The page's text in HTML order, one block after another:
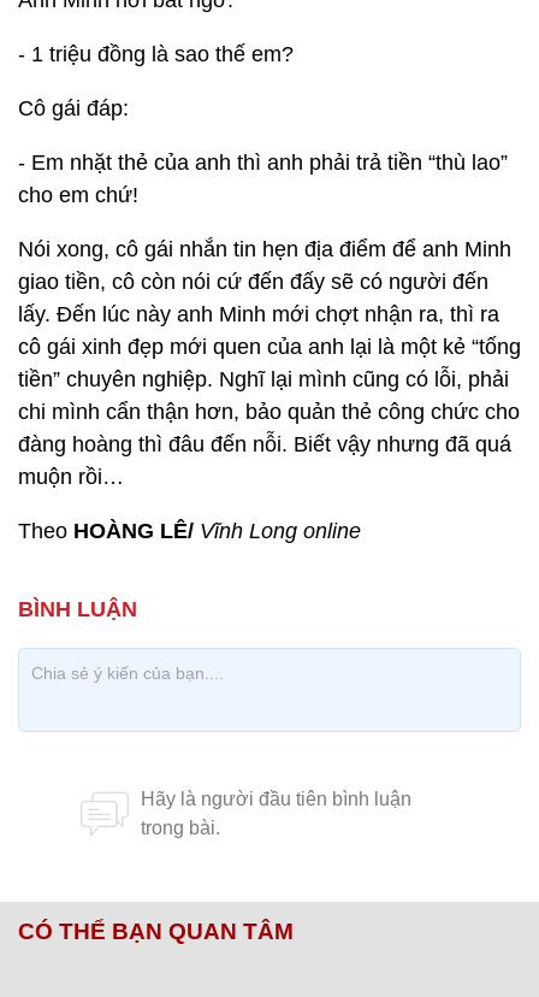
- 1 triệu đồng là sao thế em?
Cô gái đáp:
- Em nhặt thẻ của anh thì anh phải trả tiền “thù lao”
cho em chứ!
Nói xong, cô gái nhắn tin hẹn địa điểm để anh Minh
giao tiền, cô còn nói cứ đến đấy sẽ có người đến
lấy. Đến lúc này anh Minh mới chợt nhận ra, thì ra
cô gái xinh đẹp mới quen của anh lại là một kẻ “tống
tiền” chuyên nghiệp. Nghĩ lại mình cũng có lỗi, phải
chi mình cẩn thận hơn, bảo quản thẻ công chức cho
đàng hoàng thì đâu đến nỗi. Biết vậy nhưng đã quá
muộn rồi…
Theo HOÀNG LÊ/ Vĩnh Long online
CÓ THỂ BẠN QUAN TÂM